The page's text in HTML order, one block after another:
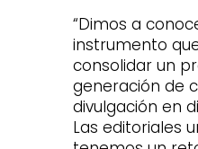
“Dimos a
instrumento
consolidar un
generación de
divulgación en
Las editoriales